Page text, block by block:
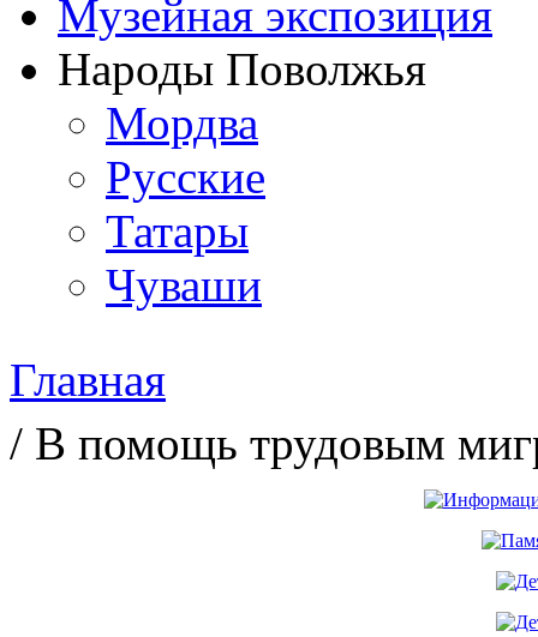
Музейная экспозиция
Народы Поволжья
Мордва
Русские
Татары
Чуваши
Вы здесь
Главная
/ В помощь трудовым